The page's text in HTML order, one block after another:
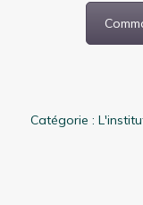
Catégorie :